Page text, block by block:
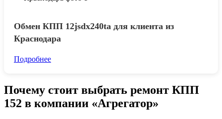
Обмен КПП 12jsdx240ta для клиента из
Краснодара
Подробнее
Почему стоит выбрать ремонт КПП
152 в компании «Агрегатор»